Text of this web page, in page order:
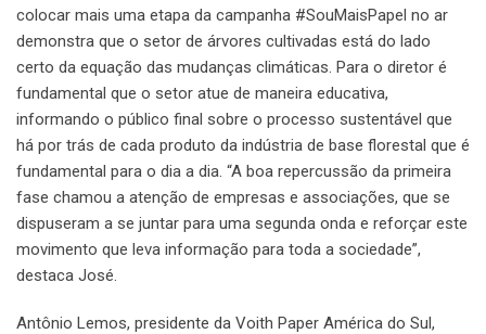
colocar mais uma etapa da campanha #SouMaisPapel no ar
demonstra que o setor de árvores cultivadas está do lado
certo da equação das mudanças climáticas. Para o diretor é
fundamental que o setor atue de maneira educativa,
informando o público final sobre o processo sustentável que
há por trás de cada produto da indústria de base florestal que é
fundamental para o dia a dia. “A boa repercussão da primeira
fase chamou a atenção de empresas e associações, que se
dispuseram a se juntar para uma segunda onda e reforçar este
movimento que leva informação para toda a sociedade”,
destaca José.
Antônio Lemos, presidente da Voith Paper América do Sul,